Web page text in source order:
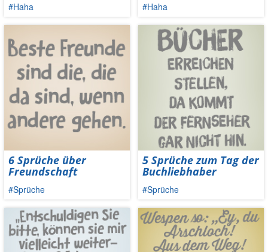
#Haha
6 Sprüche über
Freundschaft
#Sprüche
#Haha
5 Sprüche zum Tag der
Buchliebhaber
#Sprüche